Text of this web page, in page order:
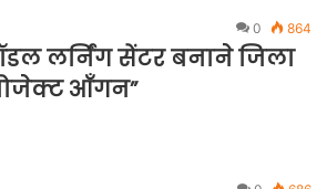
0 864
लर्निंग सेंटर बनाने जिला
आँगन”